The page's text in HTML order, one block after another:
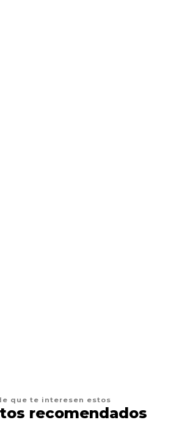
que te interesen estos
recomendados